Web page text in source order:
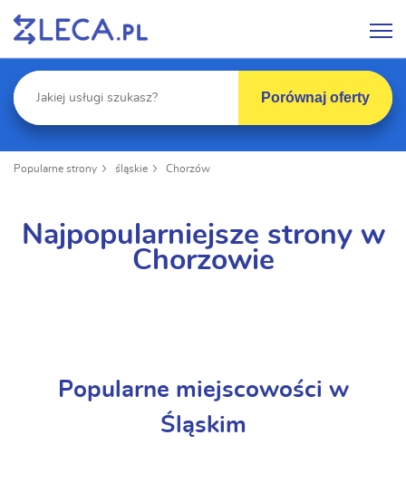
Porównaj oferty
Popularne strony śląskie Chorzów
Najpopularniejsze strony w
Chorzowie
Popularne miejscowości w
Śląskim